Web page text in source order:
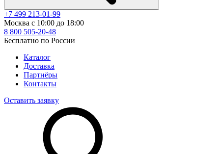
+7 499 213-01-99
Москва с 10:00 до 18:00
8 800 505-20-48
Бесплатно по России
Каталог
Доставка
Партнёры
Контакты
Оставить заявку